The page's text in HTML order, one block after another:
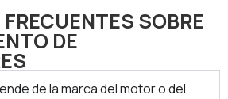
SOBRE
DE
de la marca del motor o del